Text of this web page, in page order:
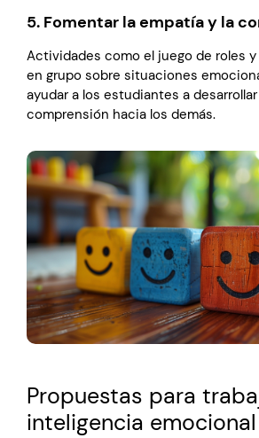
5. Fomentar la empatía y la
Actividades como el juego de roles
en grupo sobre situaciones
ayudar a los estudiantes a
comprensión hacia los demás.
Propuestas para
inteligencia